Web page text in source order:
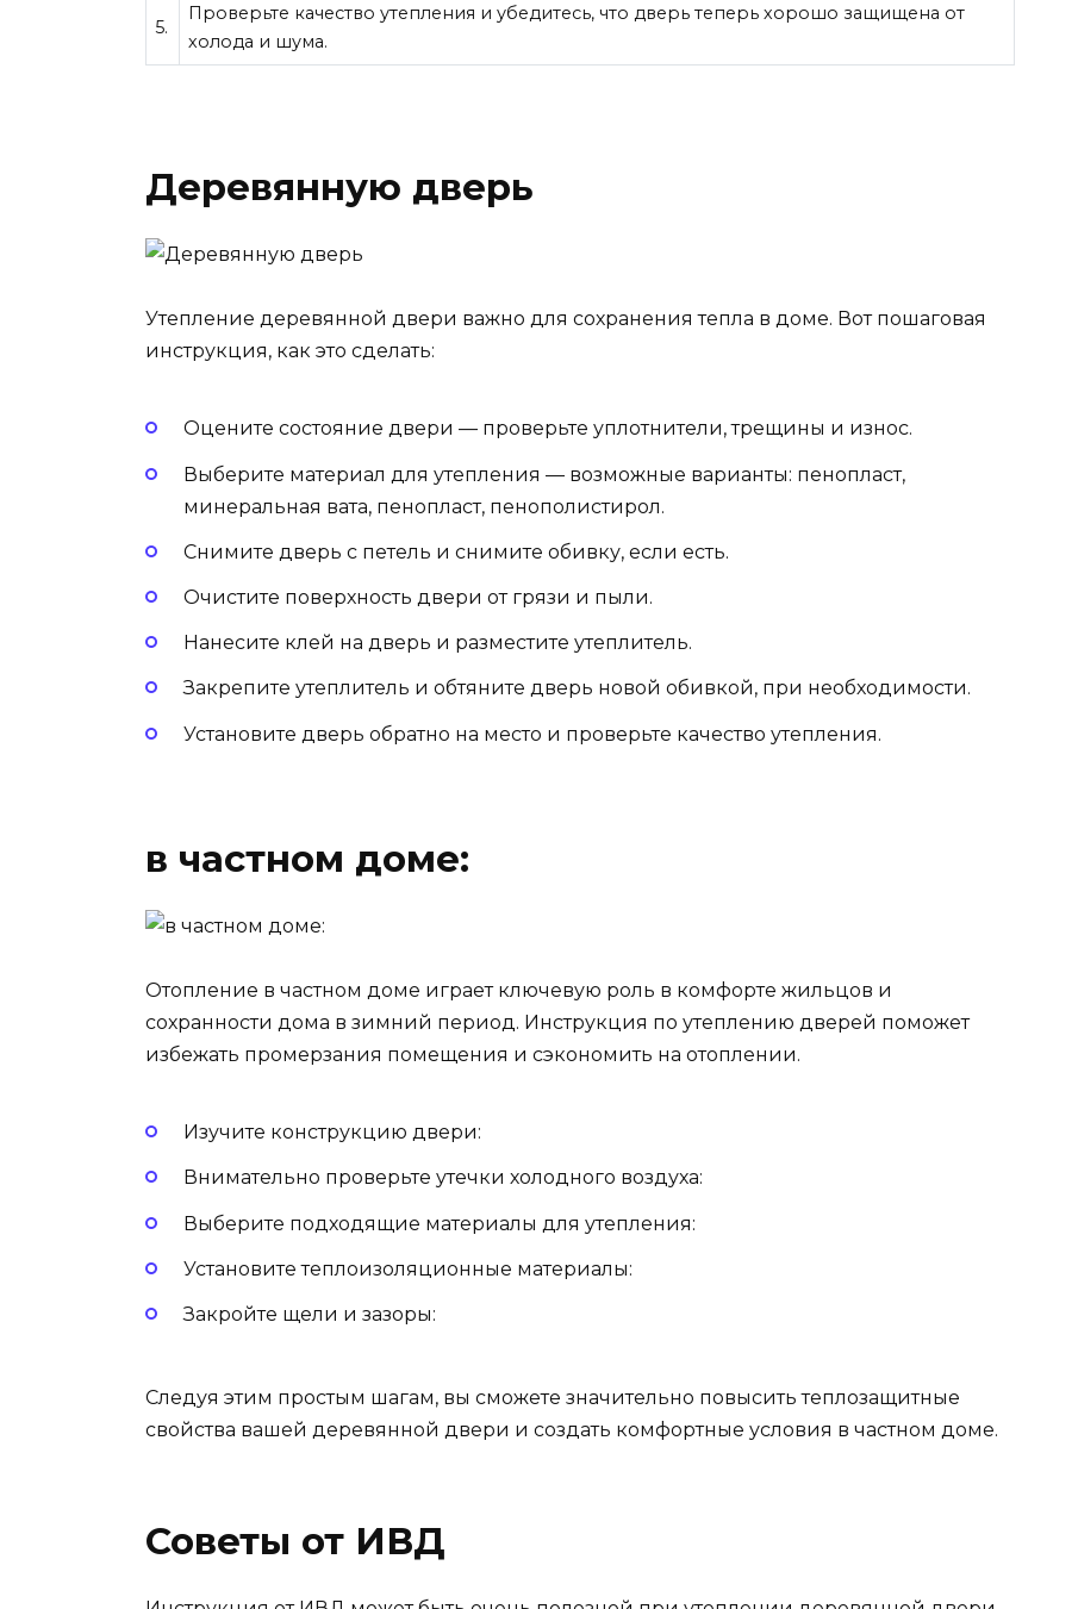
5.
Проверьте качество утепления и убедитесь, что дверь теперь хорошо защищена от
холода и шума.
Деревянную дверь
Утепление деревянной двери важно для сохранения тепла в доме. Вот пошаговая
инструкция, как это сделать:
Оцените состояние двери — проверьте уплотнители, трещины и износ.
Выберите материал для утепления — возможные варианты: пенопласт,
минеральная вата, пенопласт, пенополистирол.
Снимите дверь с петель и снимите обивку, если есть.
Очистите поверхность двери от грязи и пыли.
Нанесите клей на дверь и разместите утеплитель.
Закрепите утеплитель и обтяните дверь новой обивкой, при необходимости.
Установите дверь обратно на место и проверьте качество утепления.
в частном доме:
Отопление в частном доме играет ключевую роль в комфорте жильцов и
сохранности дома в зимний период. Инструкция по утеплению дверей поможет
избежать промерзания помещения и сэкономить на отоплении.
Изучите конструкцию двери:
Внимательно проверьте утечки холодного воздуха:
Выберите подходящие материалы для утепления:
Установите теплоизоляционные материалы:
Закройте щели и зазоры:
Следуя этим простым шагам, вы сможете значительно повысить теплозащитные
свойства вашей деревянной двери и создать комфортные условия в частном доме.
Советы от ИВД